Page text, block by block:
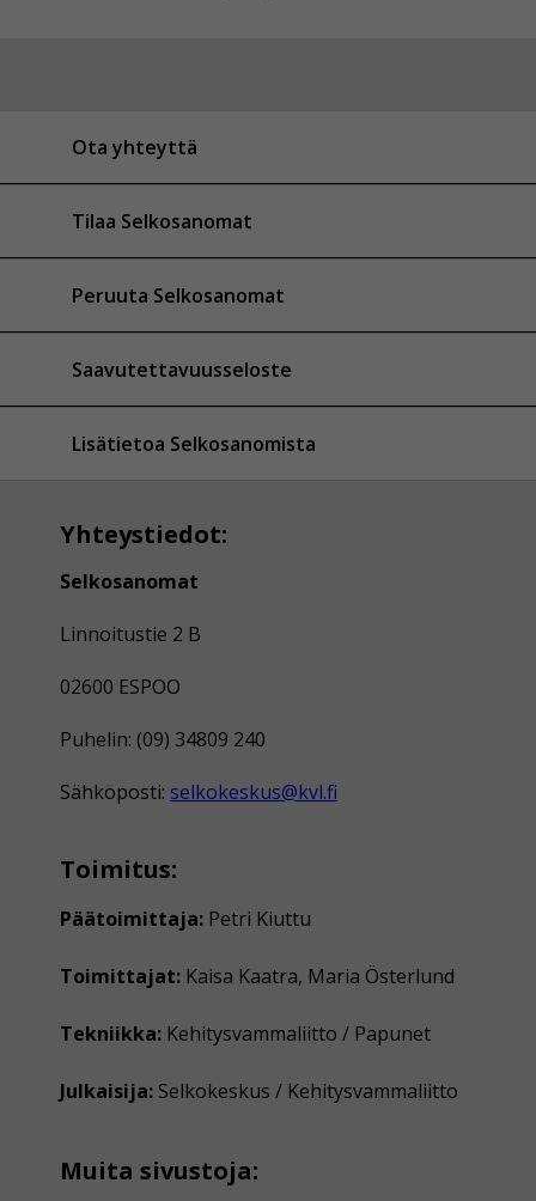
Ota yhteyttä
Tilaa Selkosanomat
Peruuta Selkosanomat
Saavutettavuusseloste
Lisätietoa Selkosanomista
Yhteystiedot:
Selkosanomat
Linnoitustie 2 B
02600 ESPOO
Puhelin: (09) 34809 240
Sähköposti: selkokeskus@kvl.fi
Toimitus:
Päätoimittaja: Petri Kiuttu
Toimittajat: Kaisa Kaatra, Maria Österlund
Tekniikka: Kehitysvammaliitto / Papunet
Julkaisija: Selkokeskus / Kehitysvammaliitto
Muita sivustoja: